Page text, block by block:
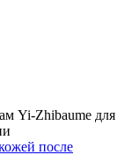
Yi-Zhibaume для